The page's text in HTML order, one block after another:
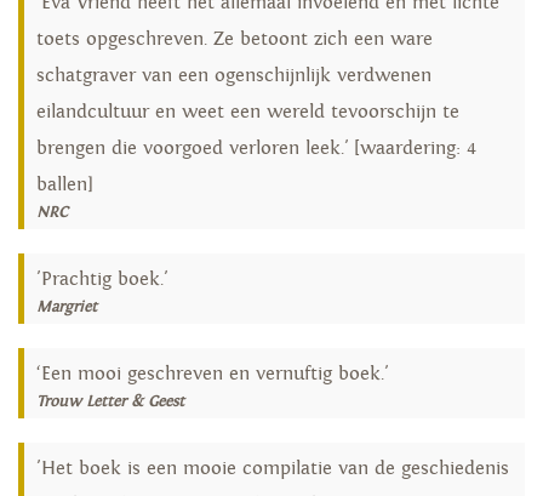
toets opgeschreven. Ze betoont zich een ware
schatgraver van een ogenschijnlijk verdwenen
eilandcultuur en weet een wereld tevoorschijn te
brengen die voorgoed verloren leek.' [waardering: 4
ballen]
NRC
'Prachtig boek.'
Margriet
‘Een mooi geschreven en vernuftig boek.'
Trouw Letter & Geest
'Het boek is een mooie compilatie van de geschiedenis